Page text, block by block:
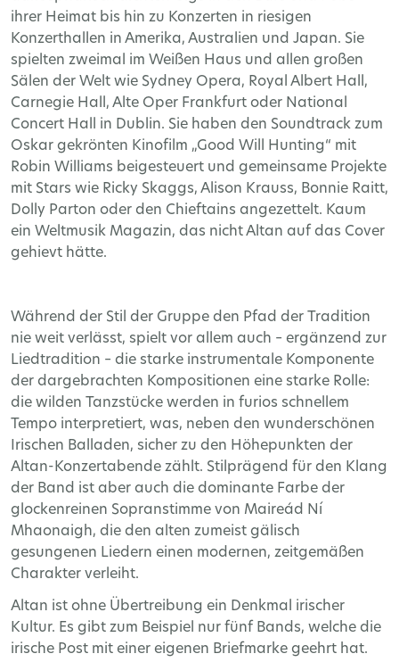
ihrer Heimat bis hin zu Konzerten in riesigen
Konzerthallen in Amerika, Australien und Japan. Sie
spielten zweimal im Weißen Haus und allen großen
Sälen der Welt wie Sydney Opera, Royal Albert Hall,
Carnegie Hall, Alte Oper Frankfurt oder National
Concert Hall in Dublin. Sie haben den Soundtrack zum
Oskar gekrönten Kinofilm „Good Will Hunting“ mit
Robin Williams beigesteuert und gemeinsame Projekte
mit Stars wie Ricky Skaggs, Alison Krauss, Bonnie Raitt,
Dolly Parton oder den Chieftains angezettelt. Kaum
ein Weltmusik Magazin, das nicht Altan auf das Cover
gehievt hätte.
Während der Stil der Gruppe den Pfad der Tradition
nie weit verlässt, spielt vor allem auch – ergänzend zur
Liedtradition – die starke instrumentale Komponente
der dargebrachten Kompositionen eine starke Rolle:
die wilden Tanzstücke werden in furios schnellem
Tempo interpretiert, was, neben den wunderschönen
Irischen Balladen, sicher zu den Höhepunkten der
Altan-Konzertabende zählt. Stilprägend für den Klang
der Band ist aber auch die dominante Farbe der
glockenreinen Sopranstimme von Maireád Ní
Mhaonaigh, die den alten zumeist gälisch
gesungenen Liedern einen modernen, zeitgemäßen
Charakter verleiht.
Altan ist ohne Übertreibung ein Denkmal irischer
Kultur. Es gibt zum Beispiel nur fünf Bands, welche die
irische Post mit einer eigenen Briefmarke geehrt hat.